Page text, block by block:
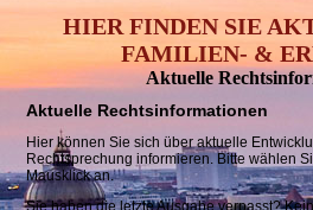
HIER FINDEN SIE
FAMILIEN- &
Aktuelle